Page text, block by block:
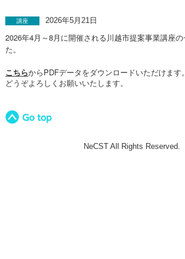
講座 2026年5月21日
2026年4月～8月に開催される川越市提案事業講座
た。
こちらからPDFデータをダウンロードいただけます。
どうぞよろしくお願いいたします。
NeCST All Rights Reserved.